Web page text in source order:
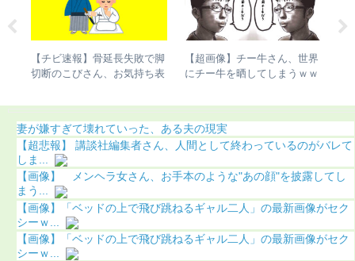
【チビ速報】骨延長失敗で脚
切断のこびさん、お気持ち表
【超画像】チー牛さん、世界
にチー牛を晒してしまうｗｗ
妻が嫌すぎて壊れていった、ある夫の現実
【超悲報】 講談社編集者さん、人間として終わっているのがバレて
しま...
【画像】 メンヘラ女さん、お手本のような"あの顔"を披露してし
まう...
【画像】「ベッドの上で飛び跳ねるギャル二人」の最新画像がセク
シーｗ...
【画像】「ベッドの上で飛び跳ねるギャル二人」の最新画像がセク
シーｗ...